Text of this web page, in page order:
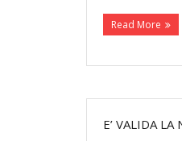
Read More
E’ VALIDA